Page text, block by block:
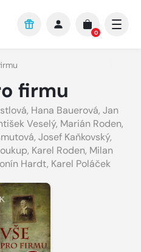
0
firmu
, Hana Bauerová, Jan
Veselý, Marián Roden,
, Josef Kaňkovský,
, Karel Roden, Milan
Hardt, Karel Poláček